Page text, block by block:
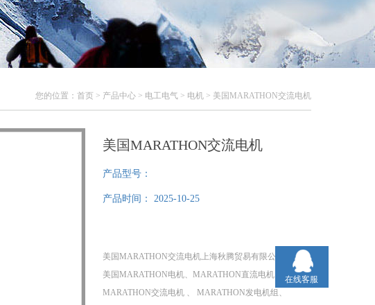
您的位置： 首页 > 产品中心 > 电工电气 > 电机 > 美国MARATHON交流电机
美国MARATHON交流电机
产品型号：
产品时间： 2025-10-25
美国MARATHON交流电机上海秋腾贸易有限公司销售
美国MARATHON电机、MARATHON直流电机、
MARATHON交流电机 、 MARATHON发电机组、
在线客服